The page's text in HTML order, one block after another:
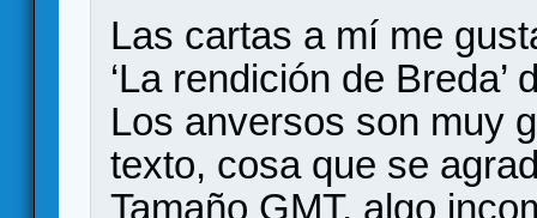
Las cartas a mí me
‘La rendición de
Los anversos son muy
texto, cosa que se
Tamaño GMT, algo